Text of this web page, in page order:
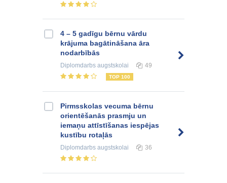
4 – 5 gadīgu bērnu vārdu
krājuma bagātināšana āra
nodarbībās
Diplomdarbs augstskolai 49
TOP 100
Pirmsskolas vecuma bērnu
orientēšanās prasmju un
iemaņu attīstīšanas iespējas
kustību rotaļās
Diplomdarbs augstskolai 36